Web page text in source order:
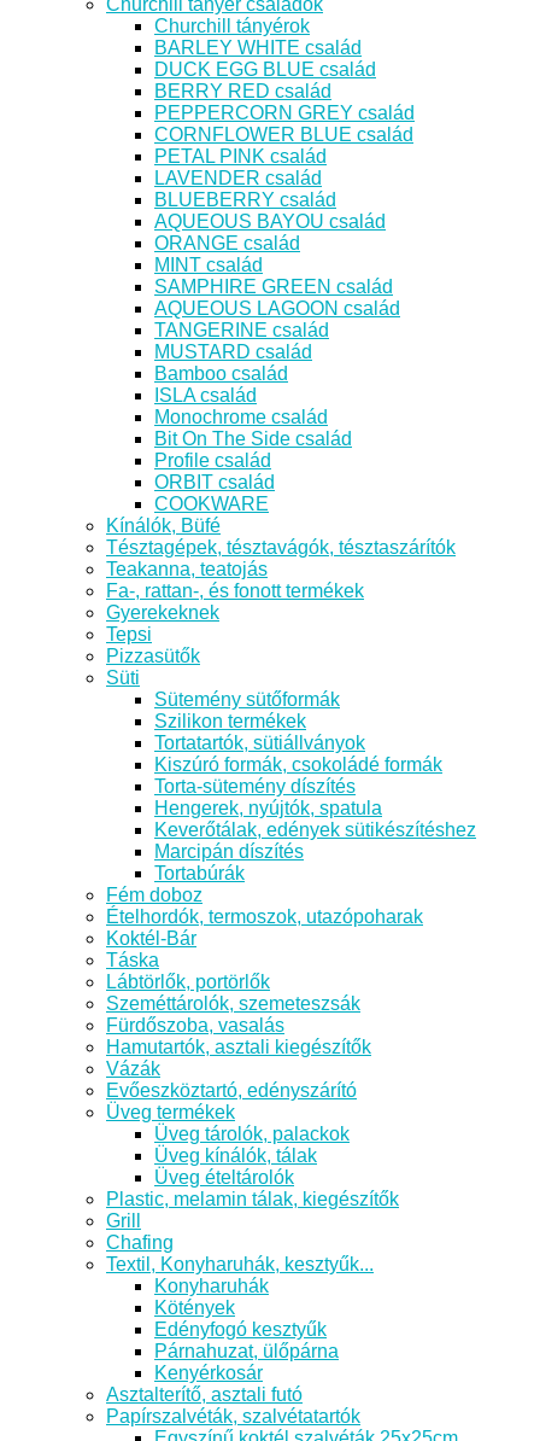
Churchill tányérok
BARLEY WHITE család
DUCK EGG BLUE család
BERRY RED család
PEPPERCORN GREY család
CORNFLOWER BLUE család
PETAL PINK család
LAVENDER család
BLUEBERRY család
AQUEOUS BAYOU család
ORANGE család
MINT család
SAMPHIRE GREEN család
AQUEOUS LAGOON család
TANGERINE család
MUSTARD család
Bamboo család
ISLA család
Monochrome család
Bit On The Side család
Profile család
ORBIT család
COOKWARE
Kínálók, Büfé
Tésztagépek, tésztavágók, tésztaszárítók
Teakanna, teatojás
Fa-, rattan-, és fonott termékek
Gyerekeknek
Tepsi
Pizzasütők
Süti
Sütemény sütőformák
Szilikon termékek
Tortatartók, sütiállványok
Kiszúró formák, csokoládé formák
Torta-sütemény díszítés
Hengerek, nyújtók, spatula
Keverőtálak, edények sütikészítéshez
Marcipán díszítés
Tortabúrák
Fém doboz
Ételhordók, termoszok, utazópoharak
Koktél-Bár
Táska
Lábtörlők, portörlők
Szeméttárolók, szemeteszsák
Fürdőszoba, vasalás
Hamutartók, asztali kiegészítők
Vázák
Evőeszköztartó, edényszárító
Üveg termékek
Üveg tárolók, palackok
Üveg kínálók, tálak
Üveg ételtárolók
Plastic, melamin tálak, kiegészítők
Grill
Chafing
Textil, Konyharuhák, kesztyűk...
Konyharuhák
Kötények
Edényfogó kesztyűk
Párnahuzat, ülőpárna
Kenyérkosár
Asztalterítő, asztali futó
Papírszalvéták, szalvétatartók